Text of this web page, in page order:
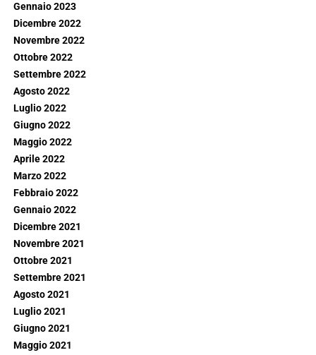
Gennaio 2023
Dicembre 2022
Novembre 2022
Ottobre 2022
Settembre 2022
Agosto 2022
Luglio 2022
Giugno 2022
Maggio 2022
Aprile 2022
Marzo 2022
Febbraio 2022
Gennaio 2022
Dicembre 2021
Novembre 2021
Ottobre 2021
Settembre 2021
Agosto 2021
Luglio 2021
Giugno 2021
Maggio 2021